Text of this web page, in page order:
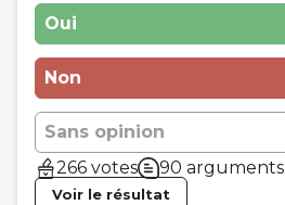
Oui
Non
Sans opinion
266 votes
90 arguments
Voir le résultat